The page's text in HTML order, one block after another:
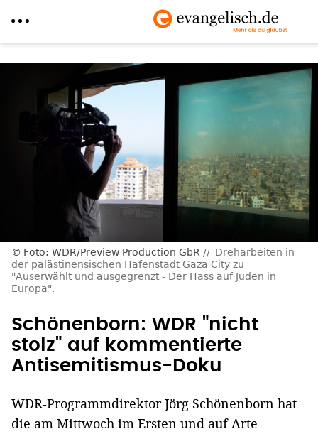
Foto: WDR/Preview Production GbR
Dreharbeiten in
der palästinensischen Hafenstadt Gaza City zu
"Auserwählt und ausgegrenzt - Der Hass auf Juden in
Europa".
Schönenborn: WDR "nicht
stolz" auf kommentierte
Antisemitismus-Doku
WDR-Programmdirektor Jörg Schönenborn hat
die am Mittwoch im Ersten und auf Arte